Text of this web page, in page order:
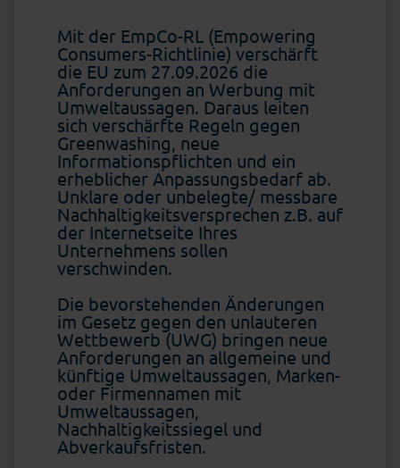
Mit der EmpCo-RL (Empowering
Consumers-Richtlinie) verschärft
die EU zum 27.09.2026 die
Anforderungen an Werbung mit
Umweltaussagen. Daraus leiten
sich verschärfte Regeln gegen
Greenwashing, neue
Informationspflichten und ein
erheblicher Anpassungsbedarf ab.
Unklare oder unbelegte/ messbare
Nachhaltigkeitsversprechen z.B. auf
der Internetseite Ihres
Unternehmens sollen
verschwinden.
Die bevorstehenden Änderungen
im Gesetz gegen den unlauteren
Wettbewerb (UWG) bringen neue
Anforderungen an allgemeine und
künftige Umweltaussagen, Marken-
oder Firmennamen mit
Umweltaussagen,
Nachhaltigkeitssiegel und
Abverkaufsfristen.